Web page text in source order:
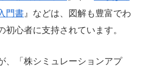
門書』などは、図解も豊富でわ
初心者に支持されています。
、「株シミュレーションアプ